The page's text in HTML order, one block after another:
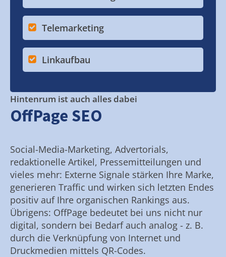
Telemarketing
Linkaufbau
Hintenrum ist auch alles dabei
OffPage SEO
Social-Media-Marketing, Advertorials,
redaktionelle Artikel, Pressemitteilungen und
vieles mehr: Externe Signale stärken Ihre Marke,
generieren Traffic und wirken sich letzten Endes
positiv auf Ihre organischen Rankings aus.
Übrigens: OffPage bedeutet bei uns nicht nur
digital, sondern bei Bedarf auch analog - z. B.
durch die Verknüpfung von Internet und
Druckmedien mittels QR-Codes.